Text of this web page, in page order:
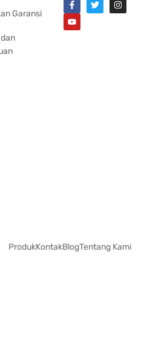
Garansi
ProdukKontakBlogTentang Kami